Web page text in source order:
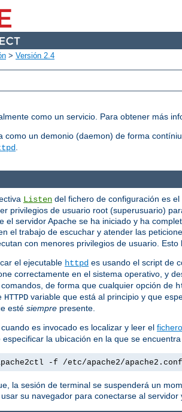
> Versión 2.4
como un servicio. Para obtener más
como un demonio (daemon) de forma
.
Listen del fichero de configuración es
privilegios de usuario root (superusuario)
el servidor Apache se ha iniciado y ha
el trabajo de escuchar y atender las
con menores privilegios de usuario. Esto
el ejecutable httpd es usando el script de
correctamente en el sistema operativo, y
de forma que cualquier opción de
HTTPD variable que está al principio y que
esté siempre presente.
cuando es invocado es localizar y leer el
la ubicación en la que se
-f /etc/apache2/apache2.conf
la sesión de terminal se suspenderá un
su navegador para conectarse al